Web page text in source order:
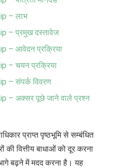
– लाभ
– प्रमुख दस्तावेज
– आवेदन प्रक्रिया
– चयन प्रक्रिया
– संपर्क विवरण
– अक्सर पूछे जाने वाले प्रश्न
प्राप्त पृष्ठभूमि से सम्बंधित
की वित्तीय बाधाओं को दूर करना
बढ़ने में मदद करना है। यह